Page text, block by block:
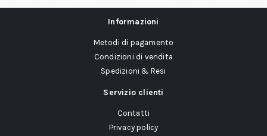
Informazioni
Metodi di pagamento
Condizioni di vendita
Spedizioni & Resi
Servizio clienti
Contatti
Privacy policy